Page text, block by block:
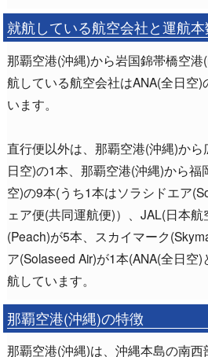
就航している航空会社と運航本
那覇空港(沖縄)から岩国錦帯橋空
航している航空会社はANA(全日空
います。
直行便以外は、那覇空港(沖縄)か
日空)の1本、那覇空港(沖縄)から福
空)の9本(うち1本はソラシドエア
ェア便(共同運航便)）、JAL(日本
(Peach)が5本、スカイマーク
ア(Solaseed Air)が1本(ANA(全日空
航しています。
那覇空港(沖縄)の特徴
那覇空港(沖縄)は、沖縄本島の南西